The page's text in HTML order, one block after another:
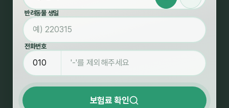
반려동물 생일
전화번호
보험료 확인